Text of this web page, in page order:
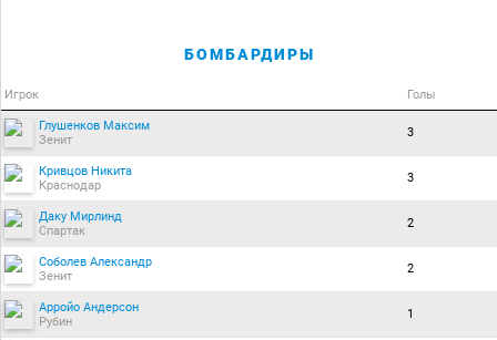
БОМБАРДИРЫ
Игрок Голы
Глушенков Максим
Зенит
3
Кривцов Никита
Краснодар
3
Даку Мирлинд
Спартак
2
Соболев Александр
Зенит
2
Арройо Андерсон
Рубин
1